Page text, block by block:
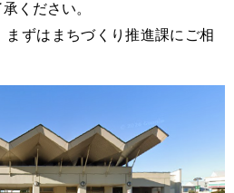
ください。
まずはまちづくり推進課にご相